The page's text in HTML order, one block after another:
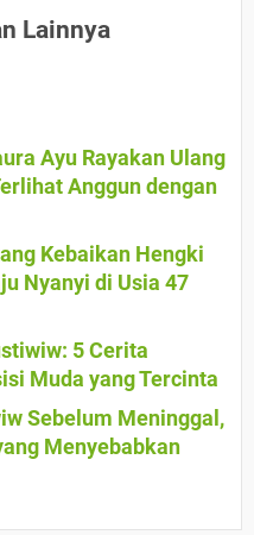
Lainnya
Ayu Rayakan Ulang
Anggun dengan
Kebaikan Hengki
Nyanyi di Usia 47
5 Cerita
Muda yang Tercinta
Sebelum Meninggal,
Menyebabkan